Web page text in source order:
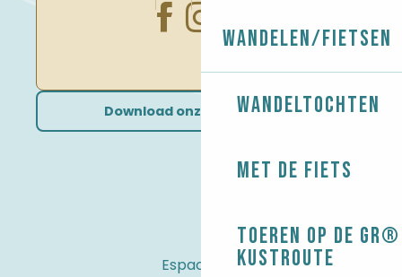
Wandelen/Fietsen
Wandeltochten
Met de fiets
Toeren op de
kustroute
Download onze brochures
Espace Pro